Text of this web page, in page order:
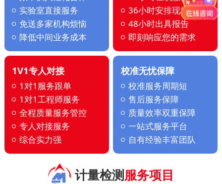
实验室直接服务
免送多家机构烦恼
降低中间业务成本
36小时安排现场
48小时出具报告
即刻响应您的需求
1V1专人对接
1对1服务跟单
1对1工程师服务
全程质量服务管控
专人对接服务
综合实力强
校准无忧保障
校准服务周期短
售后服务保障
质量效率双重保障
一站式服务平台
自有经验丰富团队
计量检测服务项目